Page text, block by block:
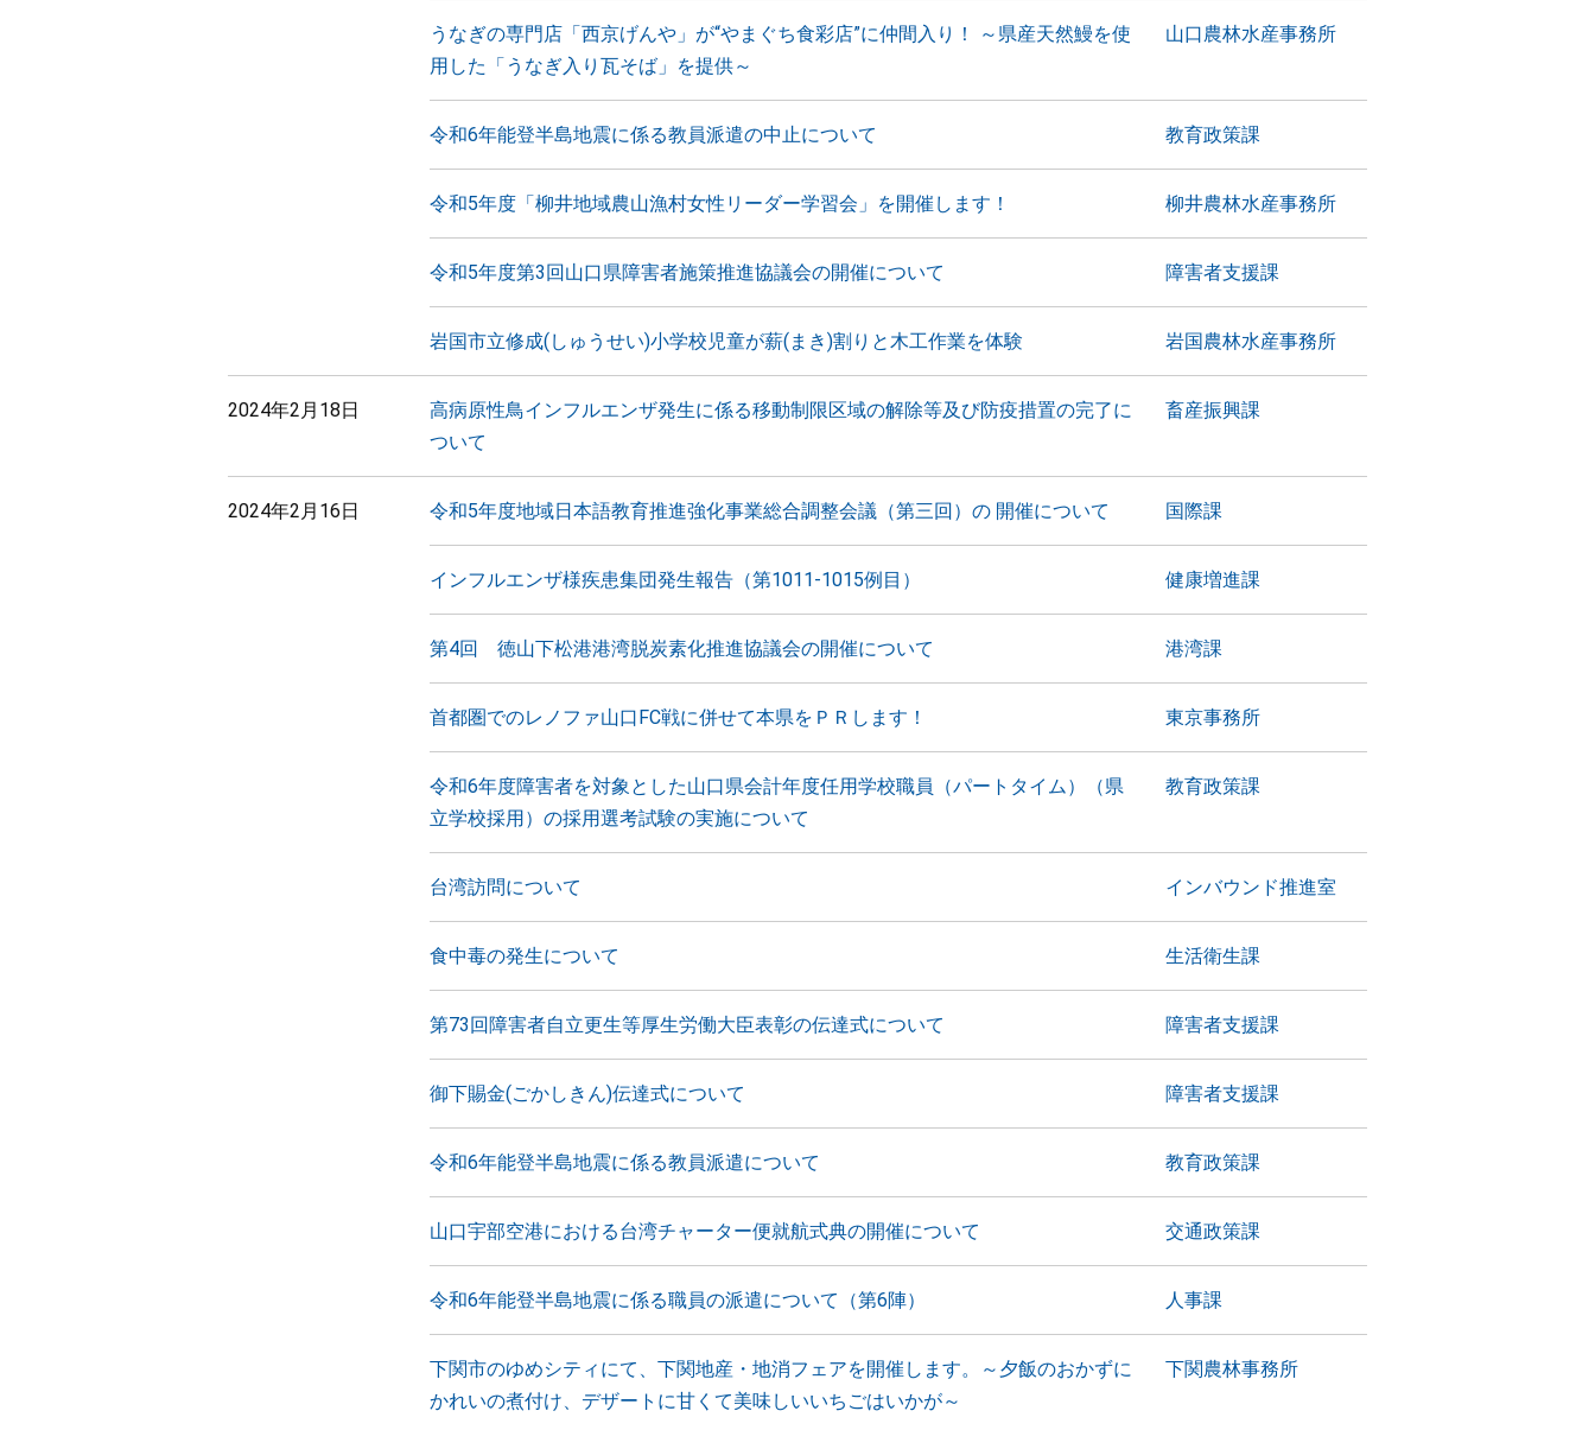
うなぎの専門店「西京げんや」が“やまぐち食彩店”に仲間入り！ ～県産天然鰻を使
用した「うなぎ入り瓦そば」を提供～
山口農林水産事務所
令和6年能登半島地震に係る教員派遣の中止について 教育政策課
令和5年度「柳井地域農山漁村女性リーダー学習会」を開催します！ 柳井農林水産事務所
令和5年度第3回山口県障害者施策推進協議会の開催について 障害者支援課
岩国市立修成(しゅうせい)小学校児童が薪(まき)割りと木工作業を体験 岩国農林水産事務所
2024年2月18日
高病原性鳥インフルエンザ発生に係る移動制限区域の解除等及び防疫措置の完了に
ついて
畜産振興課
2024年2月16日 令和5年度地域日本語教育推進強化事業総合調整会議（第三回）の 開催について 国際課
インフルエンザ様疾患集団発生報告（第1011-1015例目） 健康増進課
第4回 徳山下松港港湾脱炭素化推進協議会の開催について 港湾課
首都圏でのレノファ山口FC戦に併せて本県をＰＲします！ 東京事務所
令和6年度障害者を対象とした山口県会計年度任用学校職員（パートタイム）（県
立学校採用）の採用選考試験の実施について
教育政策課
台湾訪問について インバウンド推進室
食中毒の発生について 生活衛生課
第73回障害者自立更生等厚生労働大臣表彰の伝達式について 障害者支援課
御下賜金(ごかしきん)伝達式について 障害者支援課
令和6年能登半島地震に係る教員派遣について 教育政策課
山口宇部空港における台湾チャーター便就航式典の開催について 交通政策課
令和6年能登半島地震に係る職員の派遣について（第6陣） 人事課
下関市のゆめシティにて、下関地産・地消フェアを開催します。～夕飯のおかずに
かれいの煮付け、デザートに甘くて美味しいいちごはいかが～
下関農林事務所